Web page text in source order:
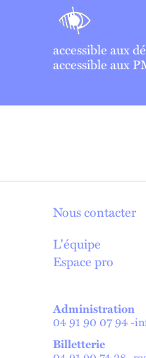
accessible aux
accessible aux
Nous contacter
L'équipe
Espace pro
Administration
04 91 90 07 94-
Billetterie